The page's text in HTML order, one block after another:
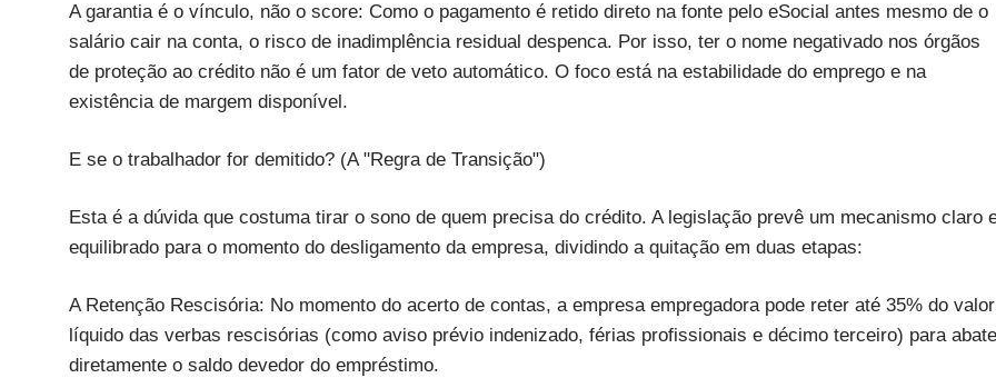
A garantia é o vínculo, não o score: Como o pagamento é retido direto na fonte pelo eSocial antes mesmo de o
salário cair na conta, o risco de inadimplência residual despenca. Por isso, ter o nome negativado nos órgãos
de proteção ao crédito não é um fator de veto automático. O foco está na estabilidade do emprego e na
existência de margem disponível.
E se o trabalhador for demitido? (A "Regra de Transição")
Esta é a dúvida que costuma tirar o sono de quem precisa do crédito. A legislação prevê um mecanismo claro
equilibrado para o momento do desligamento da empresa, dividindo a quitação em duas etapas:
A Retenção Rescisória: No momento do acerto de contas, a empresa empregadora pode reter até 35% do valor
líquido das verbas rescisórias (como aviso prévio indenizado, férias profissionais e décimo terceiro) para
diretamente o saldo devedor do empréstimo.